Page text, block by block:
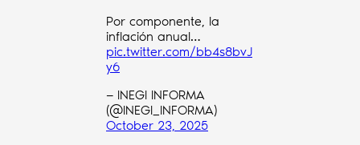
Por componente, la
inflación anual…
pic.twitter.com/bb4s8bvJ
y6
— INEGI INFORMA
(@INEGI_INFORMA)
October 23, 2025